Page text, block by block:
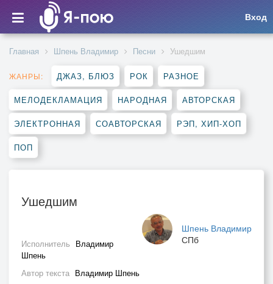
Вход
Главная Шпень Владимир Песни Ушедшим
ЖАНРЫ: ДЖАЗ, БЛЮЗ РОК РАЗНОЕ
МЕЛОДЕКЛАМАЦИЯ НАРОДНАЯ АВТОРСКАЯ
ЭЛЕКТРОННАЯ СОАВТОРСКАЯ РЭП, ХИП-ХОП
ПОП
Ушедшим
Шпень Владимир
СПб
Исполнитель Владимир
Шпень
Автор текста Владимир Шпень